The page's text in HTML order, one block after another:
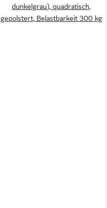
dunkelgrau), quadratisch,
gepolstert, Belastbarkeit 300 kg